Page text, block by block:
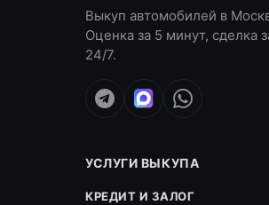
Выкуп автомобилей в
Оценка за 5 минут, сделка
24/7.
УСЛУГИ ВЫКУПА
КРЕДИТ И ЗАЛОГ